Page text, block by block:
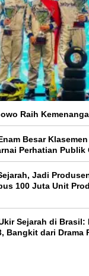
Raih
Besar
Perhatian
Jadi
100 Juta Unit
Sejarah di Brasil:
Bangkit dari Drama